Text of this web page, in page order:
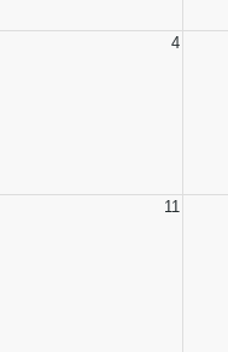
4
11